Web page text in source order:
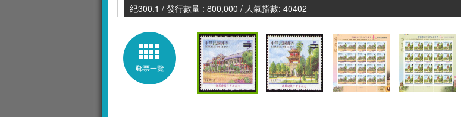
紀300.1 / 發行數量 : 800,000 / 人氣指數: 40402
郵票一覽